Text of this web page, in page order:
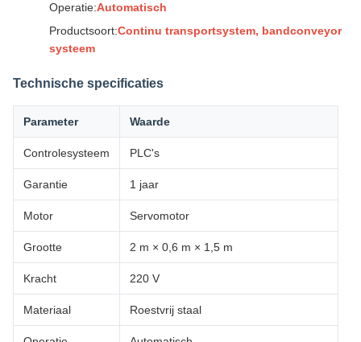
Operatie:Automatisch
Productsoort:Continu transportsystem, bandconveyor
systeem
Technische specificaties
Parameter Waarde
Controlesysteem PLC's
Garantie 1 jaar
Motor Servomotor
Grootte 2 m × 0,6 m × 1,5 m
Kracht 220 V
Materiaal Roestvrij staal